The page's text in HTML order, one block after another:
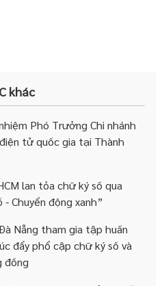
khác
Phó Trưởng Chi nhánh
tử quốc gia tại Thành
lan tỏa chữ ký số qua
- Chuyển động xanh”
Nẵng tham gia tập huấn
đẩy phổ cập chữ ký số và
đồng